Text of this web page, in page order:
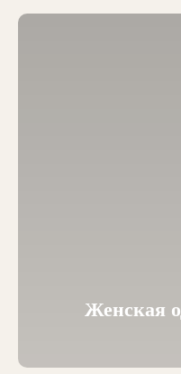
Женская